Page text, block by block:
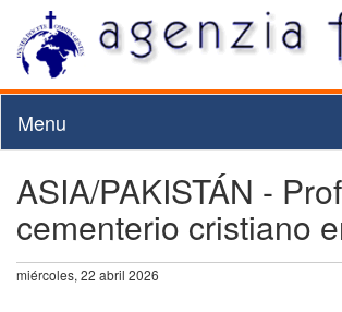
Menu
ASIA/PAKISTÁN -
cementerio cristiano
miércoles, 22 abril 2026